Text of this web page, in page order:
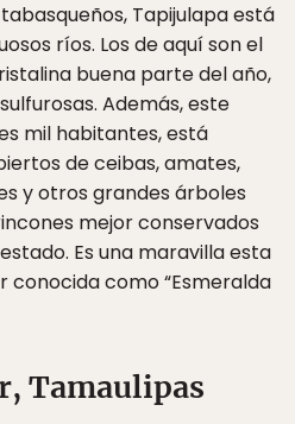
Tapijulapa está
ríos. Los de aquí son el
buena parte del año,
Además, este
mil habitantes, está
de ceibas, amates,
y otros grandes árboles
mejor conservados
Es una maravilla esta
conocida como “Esmeralda
Tamaulipas